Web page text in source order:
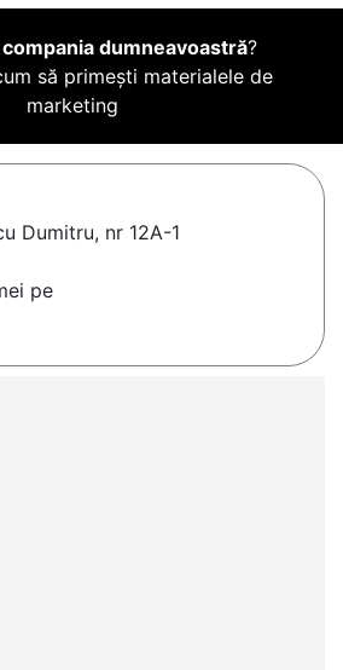
dumneavoastră?
să primești materialele de
marketing
Dumitru, nr 12A-1
pe